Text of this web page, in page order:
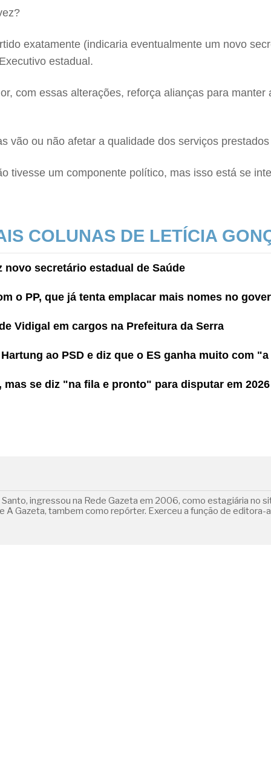
exatamente (indicaria eventualmente um novo
estadual.
com essas alterações, reforça alianças para
vão ou não afetar a qualidade dos serviços
tivesse um componente político, mas isso está se
COLUNAS DE LETÍCIA
secretário estadual de Saúde
o PP, que já tenta emplacar mais nomes no
Vidigal em cargos na Prefeitura da Serra
ao PSD e diz que o ES ganha muito com
se diz "na fila e pronto" para disputar em 2026
ingressou na Rede Gazeta em 2006, como estagiária no
Gazeta, tambem como repórter. Exerceu a função de